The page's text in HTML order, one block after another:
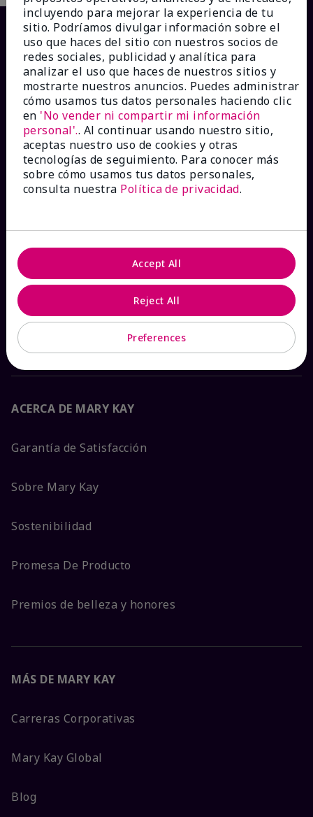
¿CÓMO PODEMOS AYUDAR?
Recibe e-mails
Contáctanos
Catálogos interactivos
Preguntas frecuentes
ACERCA DE MARY KAY
Garantía de Satisfacción
Sobre Mary Kay
Sostenibilidad
Promesa De Producto
Premios de belleza y honores
MÁS DE MARY KAY
Carreras Corporativas
Mary Kay Global
Blog
incluyendo para mejorar la experiencia de tu
sitio. Podríamos divulgar información sobre el
uso que haces del sitio con nuestros socios de
redes sociales, publicidad y analítica para
analizar el uso que haces de nuestros sitios y
mostrarte nuestros anuncios. Puedes administrar
cómo usamos tus datos personales haciendo clic
en 'No vender ni compartir mi información
personal'.. Al continuar usando nuestro sitio,
aceptas nuestro uso de cookies y otras
tecnologías de seguimiento. Para conocer más
sobre cómo usamos tus datos personales,
consulta nuestra Política de privacidad.
Preferences
Reject All
Accept All